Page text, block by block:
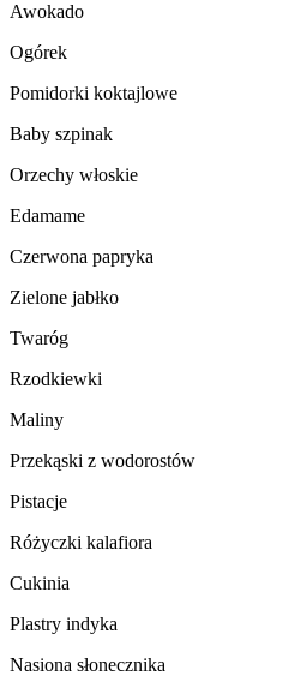
Awokado
Ogórek
Pomidorki koktajlowe
Baby szpinak
Orzechy włoskie
Edamame
Czerwona papryka
Zielone jabłko
Twaróg
Rzodkiewki
Maliny
Przekąski z wodorostów
Pistacje
Różyczki kalafiora
Cukinia
Plastry indyka
Nasiona słonecznika